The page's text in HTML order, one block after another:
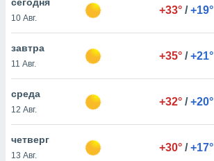
действия
на веб-
основе.
нашей
10 Авг.
+33° / +19°
завтра
11 Авг.
+35° / +21°
среда
12 Авг.
+32° / +20°
четверг
13 Авг.
+30° / +17°